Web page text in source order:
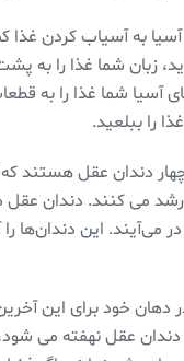
به آسیاب کردن غذا
زبان شما غذا را به
آسیا شما غذا را به
را ببلعید.
دندان عقل هستند
می کنند. دندان عقل
۲۵ سالگی در می‌آیند. این
دهان خود برای این
دندان عقل نهفته می